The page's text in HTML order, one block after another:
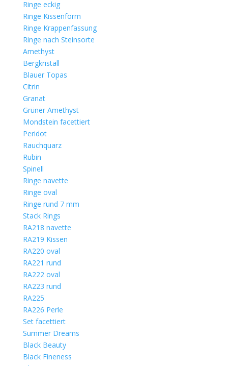
Ringe eckig
Ringe Kissenform
Ringe Krappenfassung
Ringe nach Steinsorte
Amethyst
Bergkristall
Blauer Topas
Citrin
Granat
Grüner Amethyst
Mondstein facettiert
Peridot
Rauchquarz
Rubin
Spinell
Ringe navette
Ringe oval
Ringe rund 7 mm
Stack Rings
RA218 navette
RA219 Kissen
RA220 oval
RA221 rund
RA222 oval
RA223 rund
RA225
RA226 Perle
Set facettiert
Summer Dreams
Black Beauty
Black Fineness